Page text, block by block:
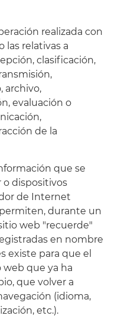
realizada con
las relativas a
clasificación,
archivo,
evaluación o
de la
que se
o dispositivos
de Internet
durante un
web "recuerde"
en nombre
existe para que el
web que ya ha
que volver a
(idioma,
etc.).